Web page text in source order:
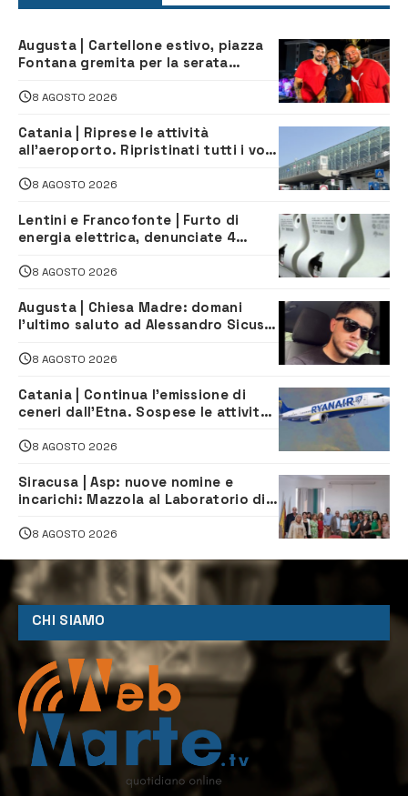
Augusta | Cartellone estivo, piazza
Fontana gremita per la serata
8 AGOSTO 2026
Catania | Riprese le attività
all’aeroporto. Ripristinati tutti i voli
8 AGOSTO 2026
Lentini e Francofonte | Furto di
energia elettrica, denunciate 4
8 AGOSTO 2026
Augusta | Chiesa Madre: domani
l’ultimo saluto ad Alessandro Sicuso,
8 AGOSTO 2026
Catania | Continua l’emissione di
ceneri dall’Etna. Sospese le attività
8 AGOSTO 2026
Siracusa | Asp: nuove nomine e
incarichi: Mazzola al Laboratorio di
Servizio Legale
8 AGOSTO 2026
CHI SIAMO